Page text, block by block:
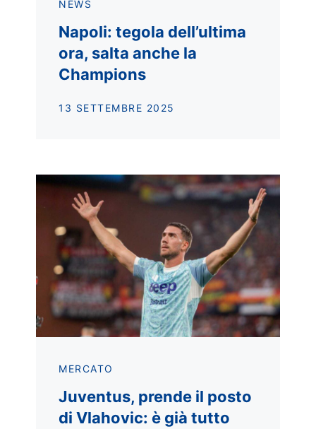
NEWS
Napoli: tegola dell’ultima
ora, salta anche la
Champions
13 SETTEMBRE 2025
MERCATO
Juventus, prende il posto
di Vlahovic: è già tutto